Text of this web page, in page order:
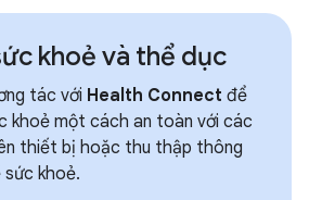
khoẻ và thể dục
tác với Health Connect để
khoẻ một cách an toàn với các
thiết bị hoặc thu thập thông
khoẻ.